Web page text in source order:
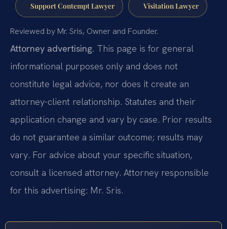
Support Contempt Lawyer Visitation Lawyer
Reviewed by Mr. Sris, Owner and Founder.
Attorney advertising. This page is for general
informational purposes only and does not
constitute legal advice, nor does it create an
attorney-client relationship. Statutes and their
application change and vary by case. Prior results
do not guarantee a similar outcome; results may
vary. For advice about your specific situation,
consult a licensed attorney. Attorney responsible
for this advertising: Mr. Sris.